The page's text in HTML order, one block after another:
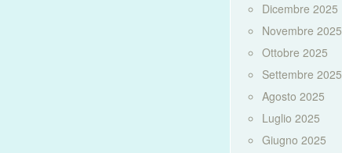
Dicembre 2025
Novembre 2025
Ottobre 2025
Settembre 2025
Agosto 2025
Luglio 2025
Giugno 2025